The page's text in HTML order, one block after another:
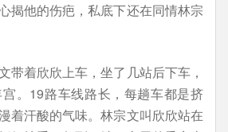
揭他的伤疤，私底下还在同情林宗
带着欣欣上车，坐了几站后下车，
。19路车线路长，每趟车都是挤
着汗酸的气味。林宗文叫欣欣站在